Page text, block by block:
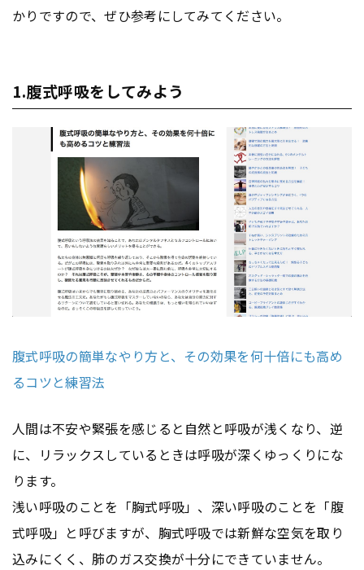
かりですので、ぜひ参考にしてみてください。
1.腹式呼吸をしてみよう
腹式呼吸の簡単なやり方と、その効果を何十倍にも高め
るコツと練習法
人間は不安や緊張を感じると自然と呼吸が浅くなり、逆
に、リラックスしているときは呼吸が深くゆっくりにな
ります。
浅い呼吸のことを「胸式呼吸」、深い呼吸のことを「腹
式呼吸」と呼びますが、胸式呼吸では新鮮な空気を取り
込みにくく、肺のガス交換が十分にできていません。